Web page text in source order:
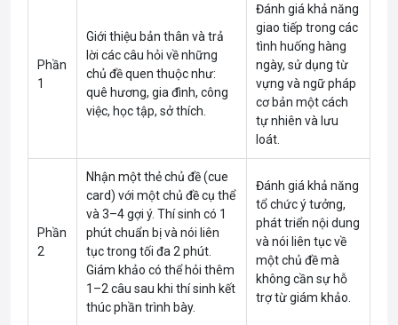
Phần
1
Giới thiệu bản thân và trả
lời các câu hỏi về những
chủ đề quen thuộc như:
quê hương, gia đình, công
việc, học tập, sở thích.
Đánh giá khả năng
giao tiếp trong các
tình huống hàng
ngày, sử dụng từ
vựng và ngữ pháp
cơ bản một cách
tự nhiên và lưu
loát.
Phần
2
Nhận một thẻ chủ đề (cue
card) với một chủ đề cụ thể
và 3–4 gợi ý. Thí sinh có 1
phút chuẩn bị và nói liên
tục trong tối đa 2 phút.
Giám khảo có thể hỏi thêm
1–2 câu sau khi thí sinh kết
thúc phần trình bày.
Đánh giá khả năng
tổ chức ý tưởng,
phát triển nội dung
và nói liên tục về
một chủ đề mà
không cần sự hỗ
trợ từ giám khảo.